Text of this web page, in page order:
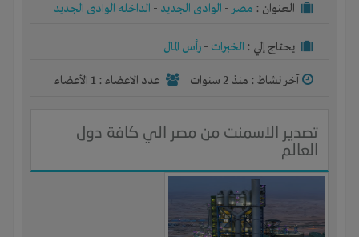
العنوان : مصر- الوادى الجديد - الداخله الوادى الجديد
يحتاج إلي : الخبرات - رأس المال
آخر نشاط : منذ 2 سنوات عدد الاعضاء : 1 الأعضاء
تصدير الاسمنت من مصر الي كافة دول
العالم